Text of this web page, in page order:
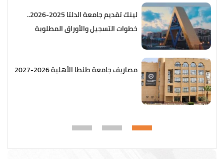
لينك تقديم جامعة الدلتا 2025-2026..
خطوات التسجيل والأوراق المطلوبة
مصاريف جامعة طنطا الأهلية 2026-2027